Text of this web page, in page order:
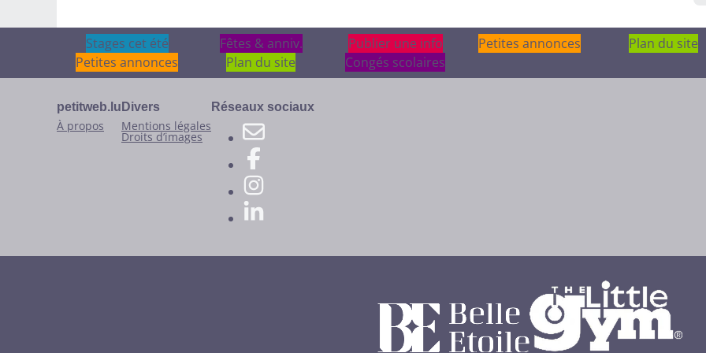
Stages cet été
Stages cet été Fêtes & anniv.
Fêtes & anniv. Publier une info
Publier une info
Petites annonces
Petites annonces
Plan du site
Plan du site
Congés scolaires
petitweb.lu
À propos
Divers
Mentions légales
Droits d’images
Réseaux sociaux